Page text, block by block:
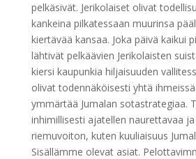
pelkäsivät. Jerikolaiset olivat
kankeina pilkatessaan muurinsa
kiertävää kansaa. Joka päivä kaikui
lähtivät pelkäävien Jerikolaisten
kiersi kaupunkia hiljaisuuden
olivat todennäköisesti yhtä
ymmärtää Jumalan sotastrategiaa.
inhimillisesti ajatellen naurettavaa
riemuvoiton, kuten kuuliaisuus
Sisällämme olevat asiat.